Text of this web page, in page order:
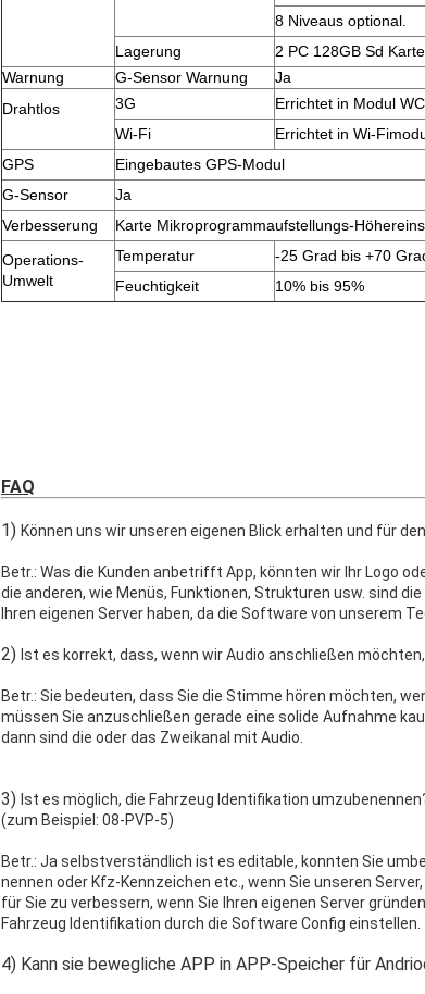
8 Niveaus optional.
Lagerung
2 PC 128GB Sd
Warnung
G-Sensor Warnung
Ja
Drahtlos
3G
Errichtet in Modul
Wi-Fi
Errichtet in Wi-
GPS
Eingebautes GPS-Modul
G-Sensor
Ja
Verbesserung
Karte Mikroprogrammaufstellungs-
Operations-
Umwelt
Temperatur
-25 Grad bis +70
Feuchtigkeit
10% bis 95%
FAQ
1) Können uns wir unseren eigenen Blick erhalten und für
Betr.: Was die Kunden anbetrifft App, könnten wir Ihr Logo
die anderen, wie Menüs, Funktionen, Strukturen usw. sind
Ihren eigenen Server haben, da die Software von unserem
2) Ist es korrekt, dass, wenn wir Audio anschließen
Betr.: Sie bedeuten, dass Sie die Stimme hören möchten,
müssen Sie anzuschließen gerade eine solide Aufnahme
dann sind die oder das Zweikanal mit Audio.
3) Ist es möglich, die Fahrzeug Identifikation
(zum Beispiel: 08-PVP-5)
Betr.: Ja selbstverständlich ist es editable, konnten Sie
nennen oder Kfz-Kennzeichen etc., wenn Sie unseren
für Sie zu verbessern, wenn Sie Ihren eigenen Server
Fahrzeug Identifikation durch die Software Config einstellen.
4) Kann sie bewegliche APP in APP-Speicher für